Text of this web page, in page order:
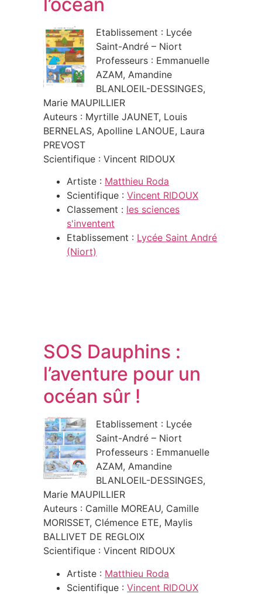
Etablissement : Lycée
Saint-André – Niort
Professeurs : Emmanuelle
AZAM, Amandine
BLANLOEIL-DESSINGES,
Marie MAUPILLIER
Auteurs : Myrtille JAUNET, Louis
BERNELAS, Apolline LANOUE, Laura
PREVOST
Scientifique : Vincent RIDOUX
Artiste : Matthieu Roda
Scientifique :Vincent RIDOUX
Classement : les sciences
s'inventent
Etablissement : Lycée Saint André
(Niort)
SOS Dauphins :
l’aventure pour un
océan sûr !
Etablissement : Lycée
Saint-André – Niort
Professeurs : Emmanuelle
AZAM, Amandine
BLANLOEIL-DESSINGES,
Marie MAUPILLIER
Auteurs : Camille MOREAU, Camille
MORISSET, Clémence ETE, Maylis
BALLIVET DE REGLOIX
Scientifique : Vincent RIDOUX
Artiste : Matthieu Roda
Scientifique :Vincent RIDOUX